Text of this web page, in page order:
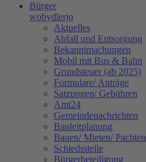
Bürger
wobydlerjo
Aktuelles
Abfall und Entsorgung
Bekanntmachungen
Mobil mit Bus & Bahn
Grundsteuer (ab 2025)
Formulare/ Anträge
Satzungen/ Gebühren
Amt24
Gemeindenachrichten
Bauleitplanung
Bauen/ Mieten/ Pachten
Schiedsstelle
Bürgerbeteiligung